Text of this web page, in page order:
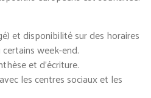
et disponibilité sur des horaires
week-end.
et d’écriture.
les centres sociaux et les